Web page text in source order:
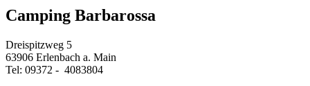
Camping Barbarossa
Dreispitzweg 5
63906 Erlenbach a. Main
Tel: 09372 - 4083804